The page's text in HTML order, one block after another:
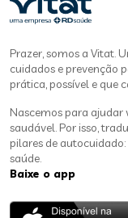
Prazer, somos a Vitat.
cuidados e prevenção
prática, possível e que
Nascemos para
saudável. Por isso,
pilares de
saúde.
Baixe o app